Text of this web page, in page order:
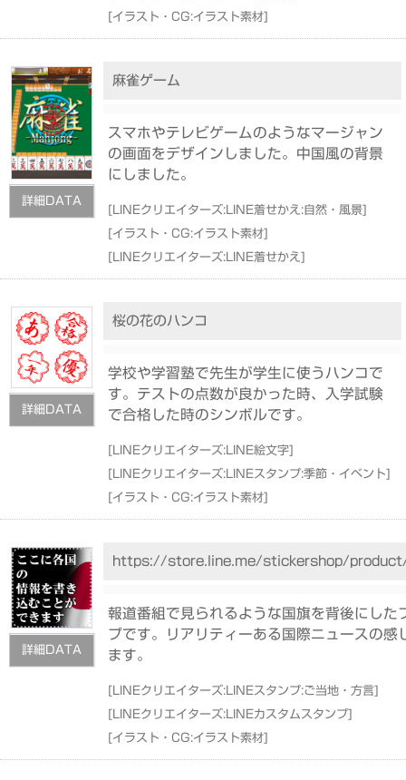
[イラスト・CG:イラスト素材]
詳細DATA
麻雀ゲーム
スマホやテレビゲームのようなマージャン
の画面をデザインしました。中国風の背景
にしました。
[ LINEクリエイターズ:LINE着せかえ:自然・風景]
[イラスト・CG:イラスト素材]
[ LINEクリエイターズ:LINE着せかえ ]
詳細DATA
桜の花のハンコ
学校や学習塾で先生が学生に使うハンコで
す。テストの点数が良かった時、入学試験
で合格した時のシンボルです。
[ LINEクリエイターズ:LINE絵文字]
[ LINEクリエイターズ:LINEスタンプ:季節・イベント]
[イラスト・CG:イラスト素材]
詳細DATA
https://store.line.me/stickershop/
報道番組で見られるような国旗を背後にした
プです。リアリティーある国際ニュースの感
ます。
[ LINEクリエイターズ:LINEスタンプ:ご当地・方言]
[ LINEクリエイターズ:LINEカスタムスタンプ]
[イラスト・CG:イラスト素材]